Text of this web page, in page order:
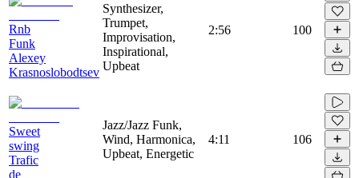
Rnb
Funk
Alexey
Krasnoslobodtsev
Synthesizer,
Trumpet,
Improvisation,
Inspirational,
Upbeat
2:56 100
Sweet
swing
Trafic
de
Jazz/Jazz Funk,
Wind, Harmonica,
Upbeat, Energetic
4:11 106